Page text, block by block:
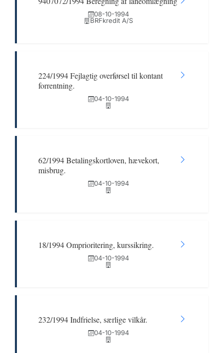
08-10-1994
BRFkredit A/S
224/1994 Fejlagtig overførsel til kontant
forrentning.
04-10-1994
62/1994 Betalingskortloven, hævekort,
misbrug.
04-10-1994
18/1994 Omprioritering, kurssikring.
04-10-1994
232/1994 Indfrielse, særlige vilkår.
04-10-1994